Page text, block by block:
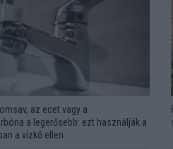
az ecet vagy a
a legerősebb: ezt használják a
a vízkő ellen